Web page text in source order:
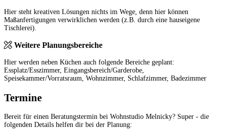
Hier steht kreativen Lösungen nichts im Wege, denn hier können
Maßanfertigungen verwirklichen werden (z.B. durch eine hauseigene
Tischlerei).
Weitere Planungsbereiche
Hier werden neben Küchen auch folgende Bereiche geplant:
Essplatz/Esszimmer, Eingangsbereich/Garderobe,
Speisekammer/Vorratsraum, Wohnzimmer, Schlafzimmer, Badezimmer
Termine
Bereit für einen Beratungstermin bei Wohnstudio Melnicky? Super - die
folgenden Details helfen dir bei der Planung: